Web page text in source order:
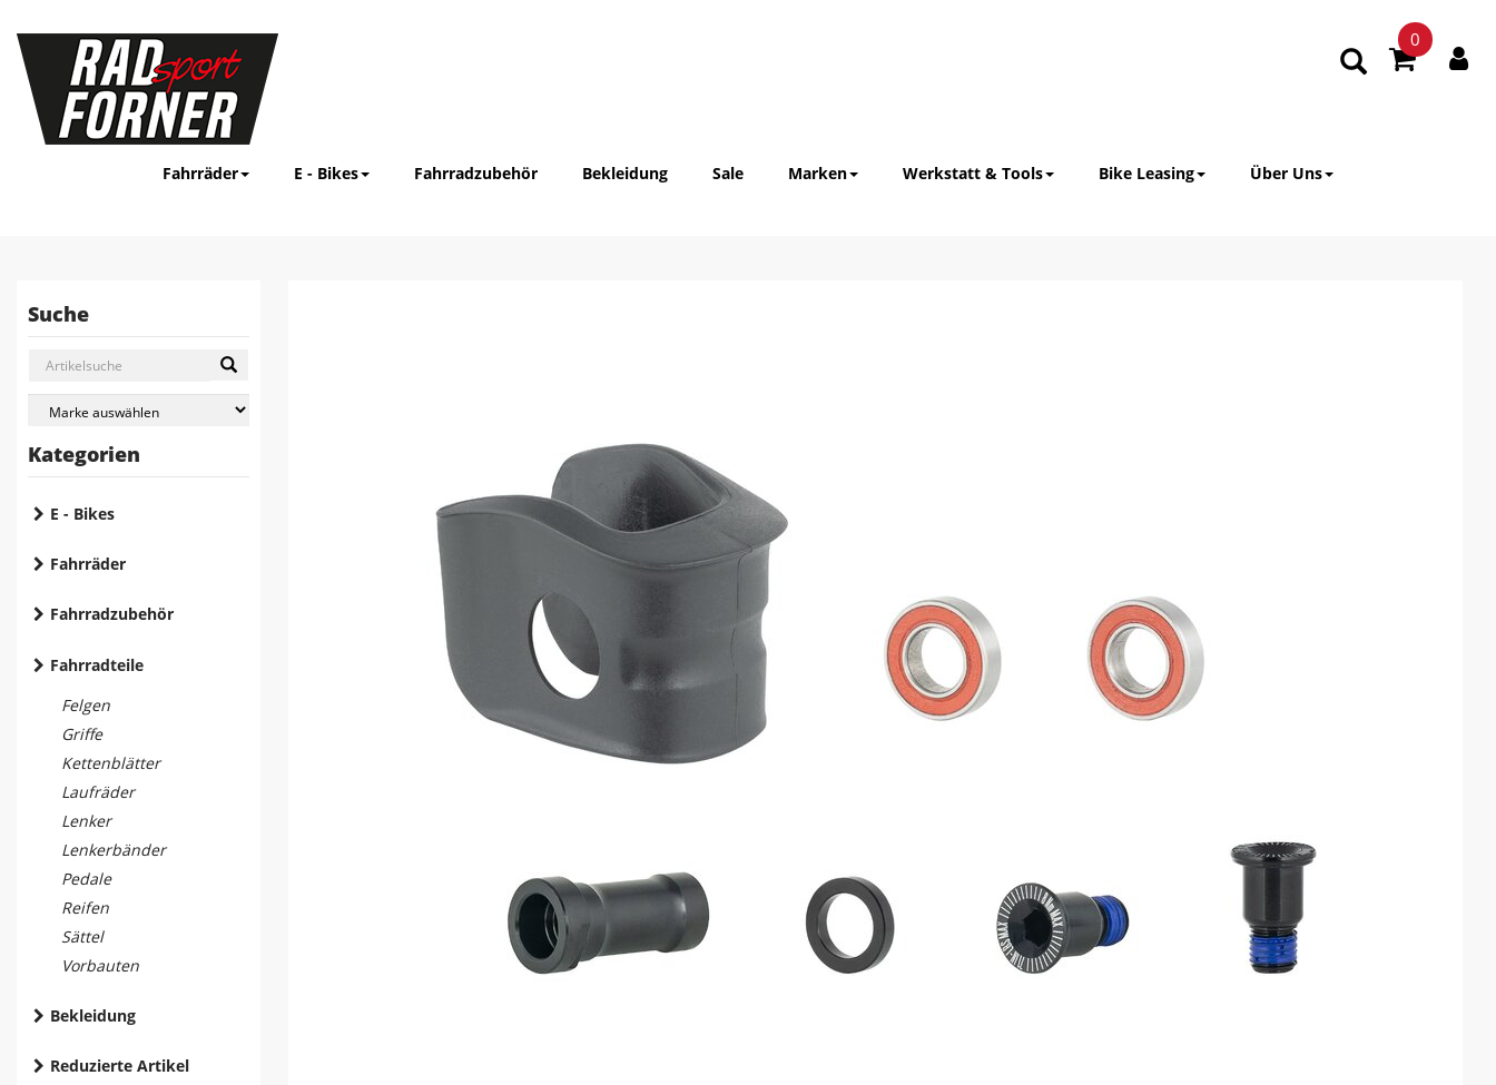
0
Fahrräder E - Bikes Fahrradzubehör Bekleidung Sale Marken Werkstatt & Tools Bike Leasing Über Uns
Suche
Kategorien
E - Bikes
Fahrräder
Fahrradzubehör
Fahrradteile
Felgen
Griffe
Kettenblätter
Laufräder
Lenker
Lenkerbänder
Pedale
Reifen
Sättel
Vorbauten
Bekleidung
Reduzierte Artikel